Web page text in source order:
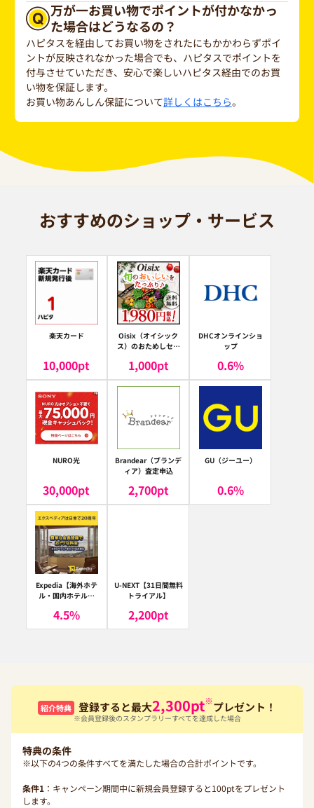
万が一お買い物でポイントが付かなかっ
た場合はどうなるの？
ハピタスを経由してお買い物をされたにもかかわらずポイ
ントが反映されなかった場合でも、ハピタスでポイントを
付与させていただき、安心で楽しいハピタス経由でのお買
い物を保証します。
お買い物あんしん保証について詳しくはこちら。
おすすめのショップ・サービス
楽天カード
10,000pt
Oisix（オイシック
ス）のおためしセッ
1,000pt
DHCオンラインショ
ップ
0.6%
NURO光
30,000pt
Brandear（ブランデ
ィア）査定申込
2,700pt
GU（ジーユー）
0.6%
Expedia【海外ホテ
ル・国内ホテル予
ア）
4.5%
U-NEXT【31日間無料
トライアル】
2,200pt
紹介特典 登録すると最大2,300pt※プレゼント！
※会員登録後のスタンプラリーすべてを達成した場合
特典の条件
※以下の4つの条件すべてを満たした場合の合計ポイントです。
条件1 ：キャンペーン期間中に新規会員登録すると100ptをプレゼント
します。